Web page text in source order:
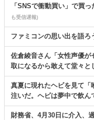
「SNSで衝動買い」で買
も受信遅報)
ファミコンの思い出を語ろ
佐倉綾音さん「女性声優が
取になるから敢えて堂々と
真夏に現れたヘビを見て「
注いだ。ヘビは夢中で飲
財務省、4月30日に介入、